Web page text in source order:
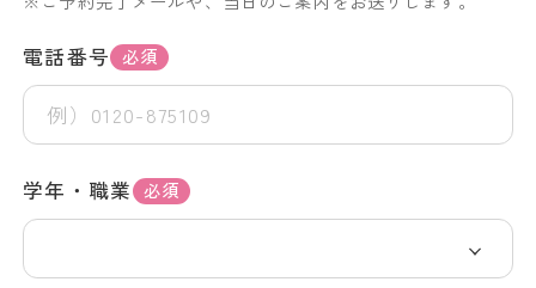
電話番号 必須
学年・職業 必須